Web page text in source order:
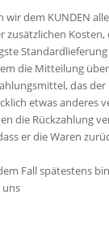
dem KUNDEN
die Mitteilung
das
etwas anderes
die Rückzahlung
er die Waren
Fall spätestens
uns